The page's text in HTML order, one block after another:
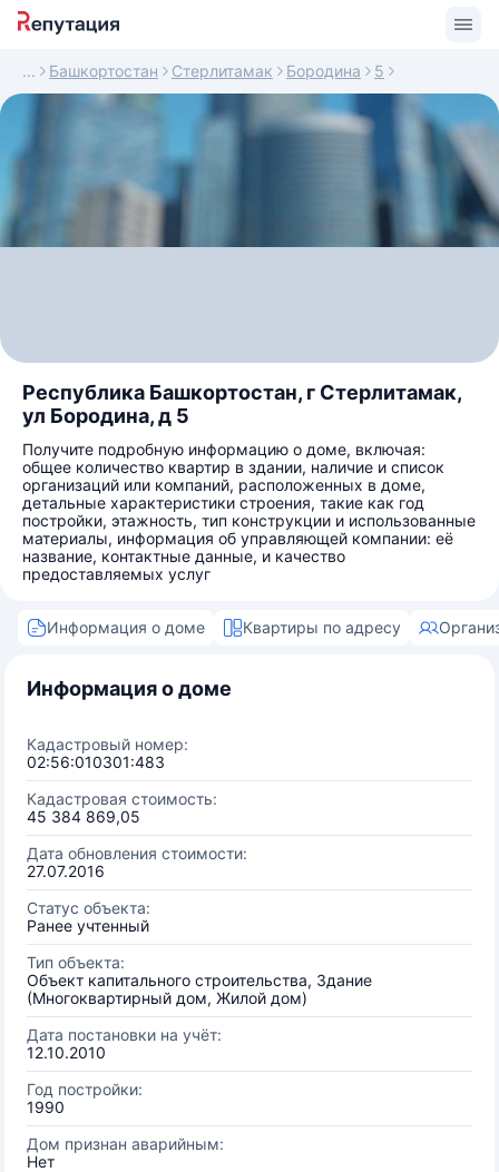
Башкортостан Стерлитамак Бородина 5
Республика Башкортостан, г Стерлитамак,
ул Бородина, д 5
Получите подробную информацию о доме, включая:
общее количество квартир в здании, наличие и список
организаций или компаний, расположенных в доме,
детальные характеристики строения, такие как год
постройки, этажность, тип конструкции и использованные
материалы, информация об управляющей компании: её
название, контактные данные, и качество
предоставляемых услуг
Информация о доме Квартиры по адресу
Информация о доме
Кадастровый номер:
02:56:010301:483
Кадастровая стоимость:
45 384 869,05
Дата обновления стоимости:
27.07.2016
Статус объекта:
Ранее учтенный
Тип объекта:
Объект капитального строительства, Здание
(Многоквартирный дом, Жилой дом)
Дата постановки на учёт:
12.10.2010
Год постройки:
1990
Дом признан аварийным:
Нет